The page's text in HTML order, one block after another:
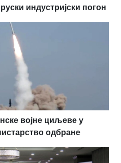
индустријски погон
војне циљеве у
одбране